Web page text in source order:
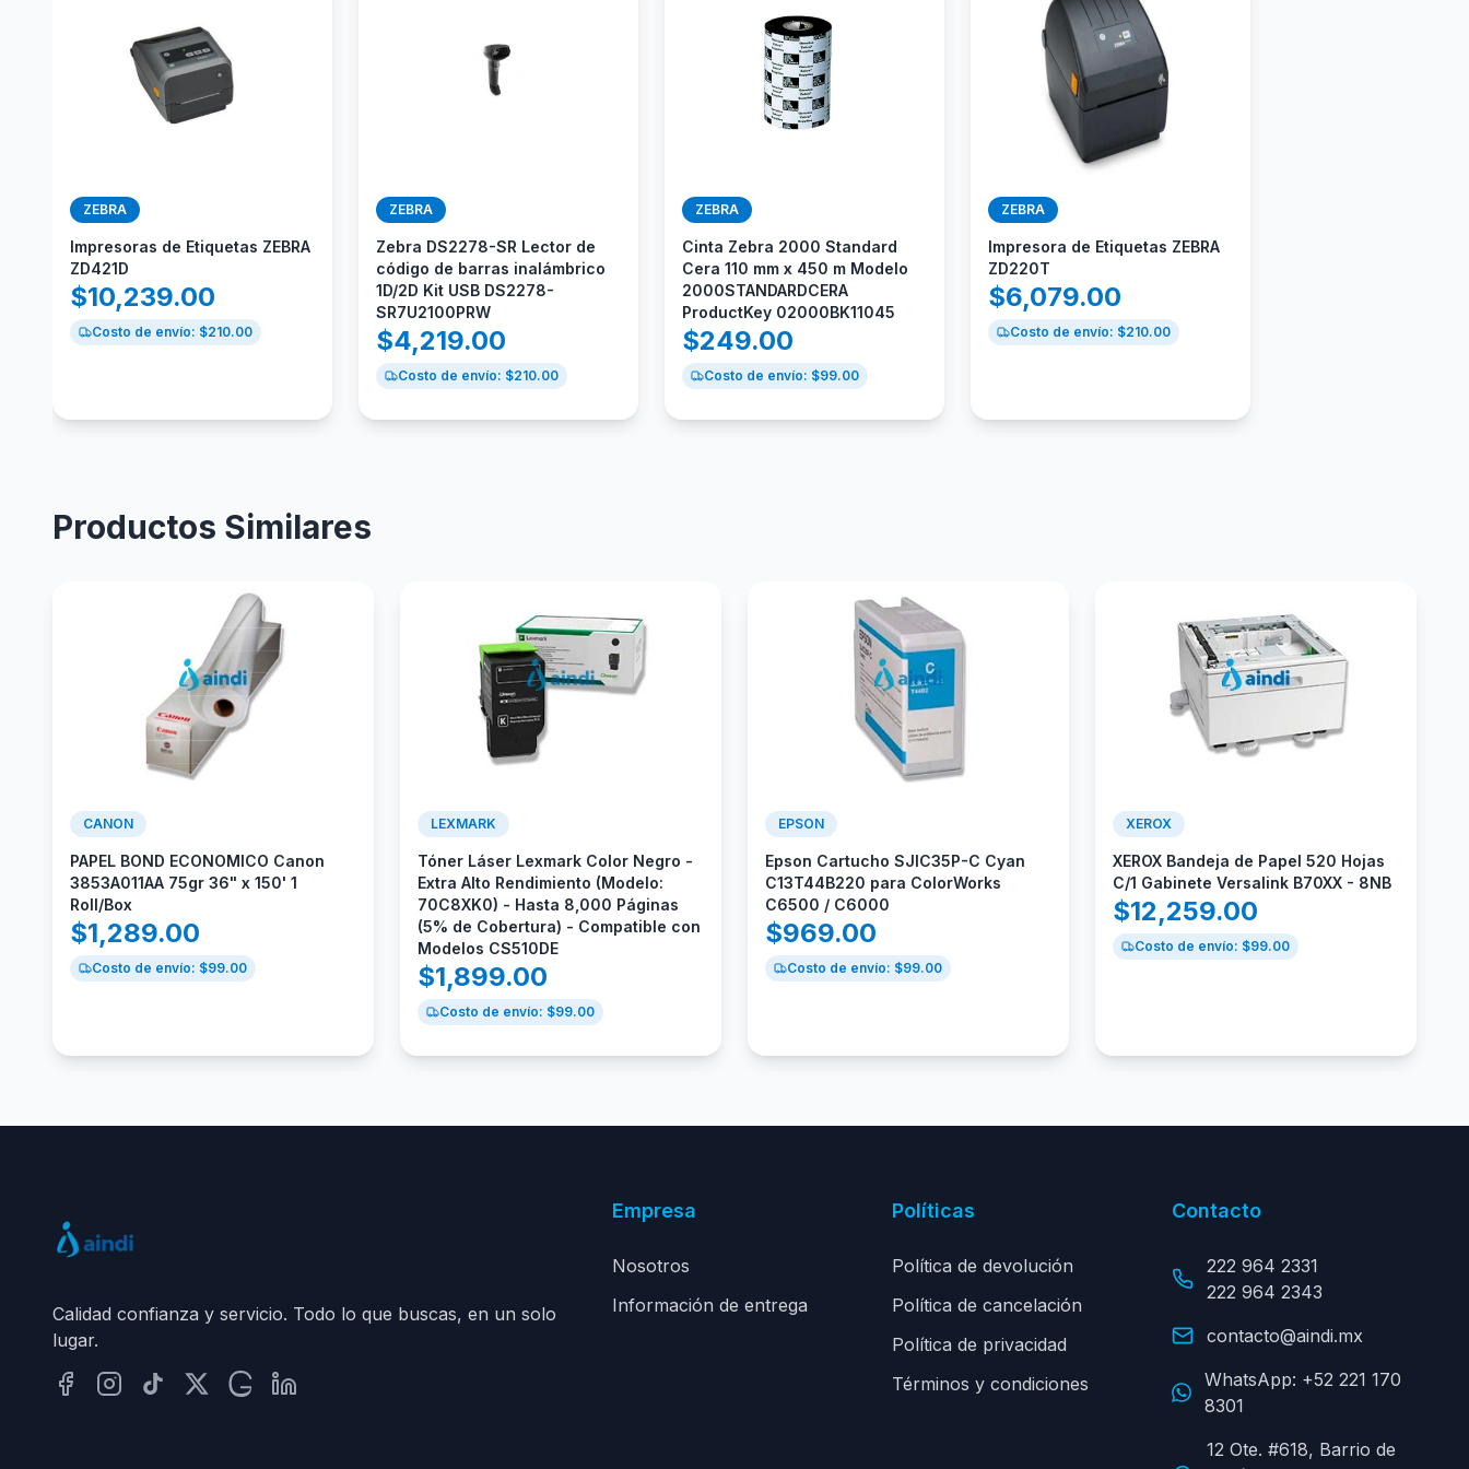
ZEBRA
Impresoras de Etiquetas ZEBRA
ZD421D
$10,239.00
Costo de envío: $210.00
ZEBRA
Zebra DS2278-SR Lector de
código de barras inalámbrico
1D/2D Kit USB DS2278-
SR7U2100PRW
$4,219.00
Costo de envío: $210.00
ZEBRA
Cinta Zebra 2000 Standard
Cera 110 mm x 450 m Modelo
2000STANDARDCERA
ProductKey 02000BK11045
$249.00
Costo de envío: $99.00
ZEBRA
Impresora de Etiquetas ZEBRA
ZD220T
$6,079.00
Costo de envío: $210.00
Productos Similares
CANON
PAPEL BOND ECONOMICO Canon
3853A011AA 75gr 36" x 150' 1
Roll/Box
$1,289.00
Costo de envío: $99.00
LEXMARK
Tóner Láser Lexmark Color Negro -
Extra Alto Rendimiento (Modelo:
70C8XK0) - Hasta 8,000 Páginas
(5% de Cobertura) - Compatible con
Modelos CS510DE
$1,899.00
Costo de envío: $99.00
EPSON
Epson Cartucho SJIC35P-C Cyan
C13T44B220 para ColorWorks
C6500 / C6000
$969.00
Costo de envío: $99.00
XEROX
XEROX Bandeja de Papel 520 Hojas
C/1 Gabinete Versalink B70XX - 8NB
$12,259.00
Costo de envío: $99.00
Calidad confianza y servicio. Todo lo que buscas, en un solo
lugar.
Empresa
Nosotros
Información de entrega
Políticas
Política de devolución
Política de cancelación
Política de privacidad
Términos y condiciones
Contacto
222 964 2331
222 964 2343
contacto@aindi.mx
WhatsApp: +52 221 170
8301
12 Ote. #618, Barrio de